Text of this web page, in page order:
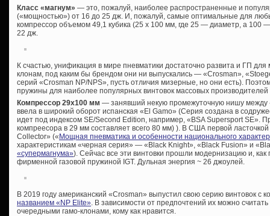
Класс «магнум» — это, пожалуй, наиболее распространенные и
(«мощностью») от 16 до 25 дж. И, пожалуй, самые оптимальные для
компрессор объемом 49,1 кубика (25 х 100 мм, где 25 — диаметр, а
22 дж.
К счастью, унификация в мире пневматики достаточно развита и ГП для
клонам, под каким бы брендом они ни выпускались — «Crosman»,
серий «Crosman NP/NPS», пусть отличия мизерные, но они есть).
пружины для наиболее популярных винтовок массовых
Компрессор 29х100 мм — занявший некую промежуточную нишу
ввела в широкий оборот испанская «El Gamo» (Серия создана в
идет под индексом SE/Second Edition, например, «BSA Supersport SE».
компреесора в 29 мм составляет всего 80 мм) ). В США первой
Collector» («Мощная пневматика и особенности национального
характеристикам «черная серия» — «Black Knight», «Black Fusion» и
«супермагнума»). Сейчас все эти винтовки прошли модернизацию и,
фирменной газовой пружиной IGT. Дульная энергия ~ 26 джоулей.
В 2019 году американский «Crosman» выпустил свою серию винтовок с
названием «NP Elite» . В зависимости от предпочтений их можно
очередными гамо-клонами, кому как нравится.